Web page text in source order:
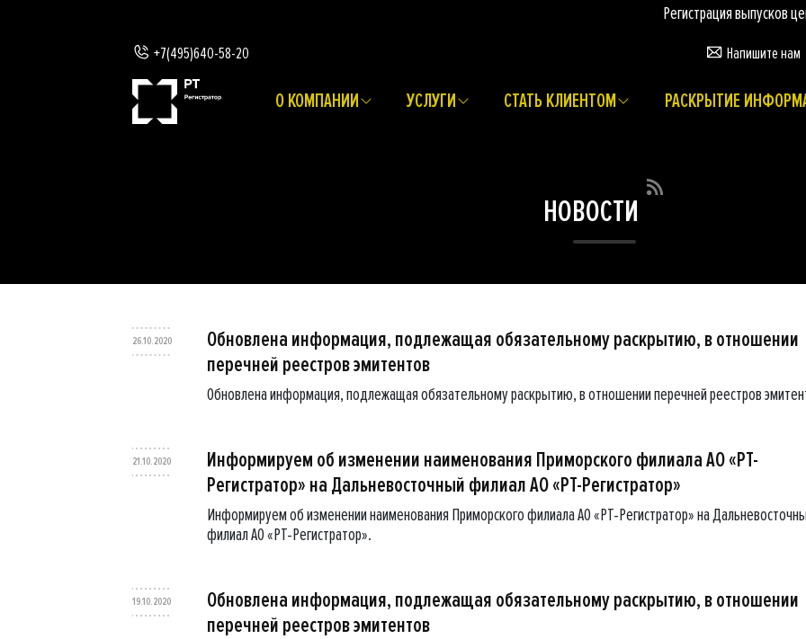
Регистрация выпусков
+7(495)640-58-20 Напишите нам
О КОМПАНИИ УСЛУГИ СТАТЬ КЛИЕНТОМ РАСКРЫТИЕ
НОВОСТИ
26.10.2020
Обновлена информация, подлежащая обязательному раскрытию, в отношении
перечней реестров эмитентов
Обновлена информация, подлежащая обязательному раскрытию, в отношении перечней реестров
21.10.2020
Информируем об изменении наименования Приморского филиала АО «РТ-
Регистратор» на Дальневосточный филиал АО «РТ-Регистратор»
Информируем об изменении наименования Приморского филиала АО «РТ-Регистратор» на
филиал АО «РТ-Регистратор».
19.10.2020
Обновлена информация, подлежащая обязательному раскрытию, в отношении
перечней реестров эмитентов